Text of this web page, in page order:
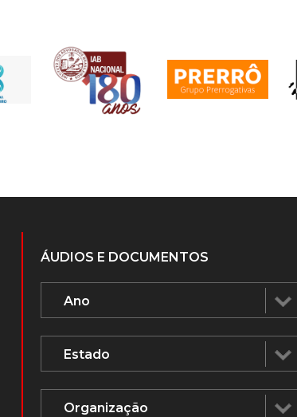
ÁUDIOS E DOCUMENTOS